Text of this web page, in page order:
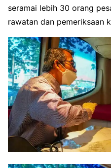
seramai lebih 30 orang
rawatan dan pemeriksaan